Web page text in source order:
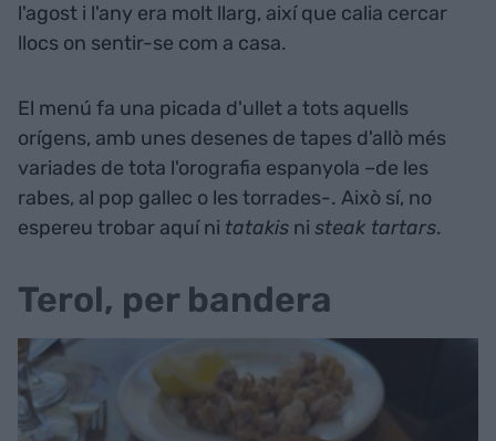
l'agost i l'any era molt llarg, així que calia cercar
llocs on sentir-se com a casa.
El menú fa una picada d'ullet a tots aquells
orígens, amb unes desenes de tapes d'allò més
variades de tota l'orografia espanyola –de les
rabes, al pop gallec o les torrades-. Això sí, no
espereu trobar aquí ni tatakis ni steak tartars.
Terol, per bandera